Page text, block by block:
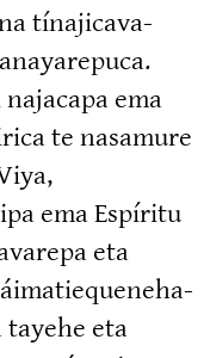
tínaji­ca­va­
ema
te nasamure
ema Espíritu
eta
eta